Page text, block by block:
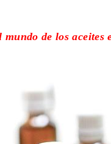
de los aceites